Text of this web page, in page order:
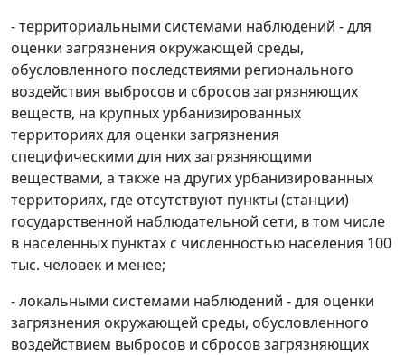
- территориальными системами наблюдений - для
оценки загрязнения окружающей среды,
обусловленного последствиями регионального
воздействия выбросов и сбросов загрязняющих
веществ, на крупных урбанизированных
территориях для оценки загрязнения
специфическими для них загрязняющими
веществами, а также на других урбанизированных
территориях, где отсутствуют пункты (станции)
государственной наблюдательной сети, в том числе
в населенных пунктах с численностью населения 100
тыс. человек и менее;
- локальными системами наблюдений - для оценки
загрязнения окружающей среды, обусловленного
воздействием выбросов и сбросов загрязняющих